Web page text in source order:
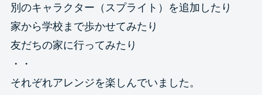
別のキャラクター（スプライト）を追加したり
家から学校まで歩かせてみたり
友だちの家に行ってみたり
・・
それぞれアレンジを楽しんでいました。